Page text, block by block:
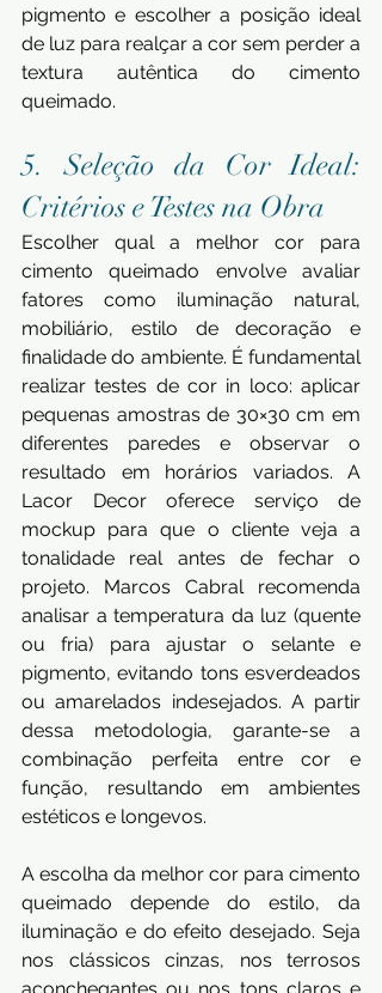
pigmento e escolher a posição ideal
de luz para realçar a cor sem perder a
textura autêntica do cimento
queimado.
5. Seleção da Cor Ideal:
Critérios e Testes na Obra
Escolher qual a melhor cor para
cimento queimado envolve avaliar
fatores como iluminação natural,
mobiliário, estilo de decoração e
finalidade do ambiente. É fundamental
realizar testes de cor in loco: aplicar
pequenas amostras de 30×30 cm em
diferentes paredes e observar o
resultado em horários variados. A
Lacor Decor oferece serviço de
mockup para que o cliente veja a
tonalidade real antes de fechar o
projeto. Marcos Cabral recomenda
analisar a temperatura da luz (quente
ou fria) para ajustar o selante e
pigmento, evitando tons esverdeados
ou amarelados indesejados. A partir
dessa metodologia, garante-se a
combinação perfeita entre cor e
função, resultando em ambientes
estéticos e longevos.
A escolha da melhor cor para cimento
queimado depende do estilo, da
iluminação e do efeito desejado. Seja
nos clássicos cinzas, nos terrosos